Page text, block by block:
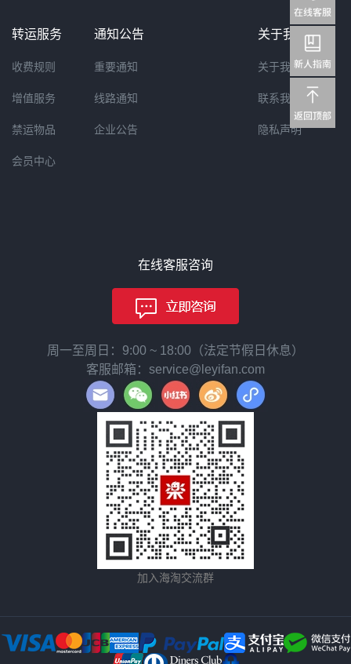
转运服务
收费规则
增值服务
禁运物品
会员中心
通知公告
重要通知
线路通知
企业公告
关于我们
关于我们
联系我们
隐私声明
在线客服咨询
周一至周日：9:00 ~ 18:00（法定节假日休息）
客服邮箱：service@leyifan.com
加入海淘交流群